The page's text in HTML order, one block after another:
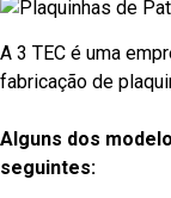
A 3 TEC é uma
fabricação de
Alguns dos
seguintes: